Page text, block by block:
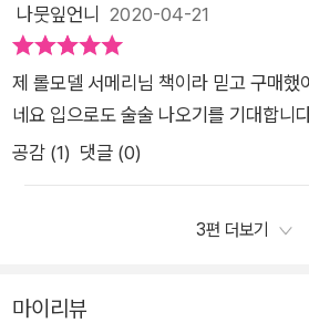
나뭇잎언니 2020-04-21
제 롤모델 서메리님 책이라 믿고 구매했
네요 입으로도 술술 나오기를 기대합니
공감 (1) 댓글 (0)
3편 더보기
마이리뷰